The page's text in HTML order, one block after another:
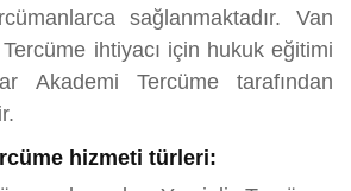
sağlanmaktadır. Van
ihtiyacı için hukuk eğitimi
Akademi Tercüme tarafından
hizmeti türleri: